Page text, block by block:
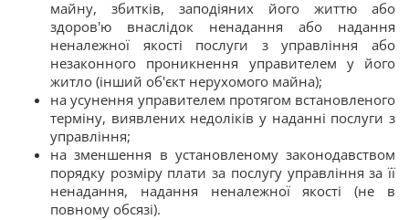
майну, збитків, заподіяних його життю або
здоров'ю внаслідок ненадання або надання
неналежної якості послуги з управління або
незаконного проникнення управителем у його
житло (інший об'єкт нерухомого майна);
на усунення управителем протягом встановленого
терміну, виявлених недоліків у наданні послуги з
управління;
на зменшення в установленому законодавством
порядку розміру плати за послугу управління за її
ненадання, надання неналежної якості (не в
повному обсязі).